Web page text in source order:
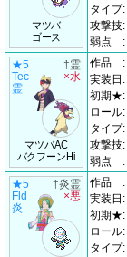
マツバ
ゴース
タイプ:
攻撃技:
弱点
:
★5
Tec
霊
マツバAC
バクフーンHi
†霊
×水
作品 :
実装日 :
初期★:
ロール:
タイプ:
攻撃技:
弱点
:
★5
Fld
炎
†炎霊
×悪
作品 :
実装日 :
初期★:
ロール:
タイプ: